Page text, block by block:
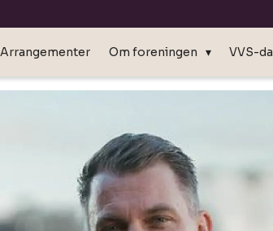
Arrangementer Om foreningen VVS-